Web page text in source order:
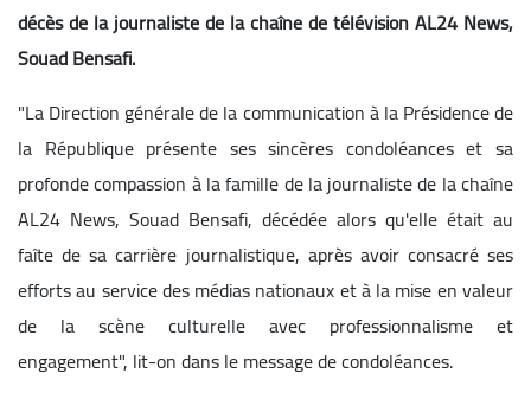
décès de la journaliste de la chaîne de télévision AL24 News,
SouadBensafi.
"La Direction générale de la communication à la Présidence de
la République présente ses sincères condoléances et sa
profonde compassion à la famille de la journaliste de la chaîne
AL24 News, Souad Bensafi, décédée alors qu'elle était au
faîte de sa carrière journalistique, après avoir consacré ses
efforts au service des médias nationaux et à la mise en valeur
de la scène culturelle avec professionnalisme et
engagement", lit-on dans le message de condoléances.